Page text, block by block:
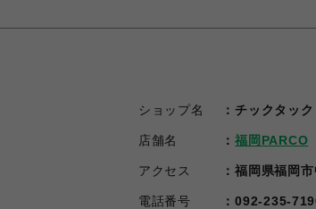
ショップ名 チックタック
店舗名 福岡PARCO
アクセス 福岡県福岡
電話番号 092-235-